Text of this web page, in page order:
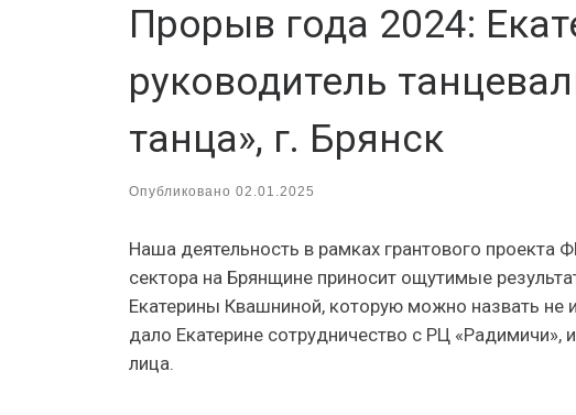
Прорыв года 2024:
руководитель
танца», г. Брянск
Опубликовано 02.01.2025
Наша деятельность в рамках грантового
сектора на Брянщине приносит ощутимые
Екатерины Квашниной, которую можно назвать не
дало Екатерине сотрудничество с РЦ
лица.